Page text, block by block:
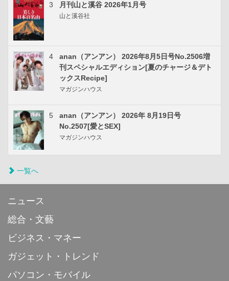
3 月刊山と溪谷 2026年1月号
山と溪谷社
4
anan（アンアン） 2026年8月5日号No.2506増
刊スペシャルエディション[夏のチャージ＆デト
ックスRecipe]
マガジンハウス
5
anan（アンアン） 2026年 8月19日号
No.2507[愛とSEX]
マガジンハウス
一覧へ
ニュース
総合・文藝
ビジネス・マネー
ガジェット・トレンド
パソコン・モバイル